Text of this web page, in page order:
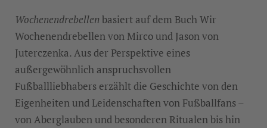
des Service zu, um dieses Video anzusehen.
MEHR INFORMATIONEN
AKZEPTIEREN
Wochenendrebellen basiert auf dem Buch Wir
Wochenendrebellen von Mirco und Jason von
Juterczenka. Aus der Perspektive eines
außergewöhnlich anspruchsvollen
Fußballliebhabers erzählt die Geschichte von den
Eigenheiten und Leidenschaften von Fußballfans –
von Aberglauben und besonderen Ritualen bis hin